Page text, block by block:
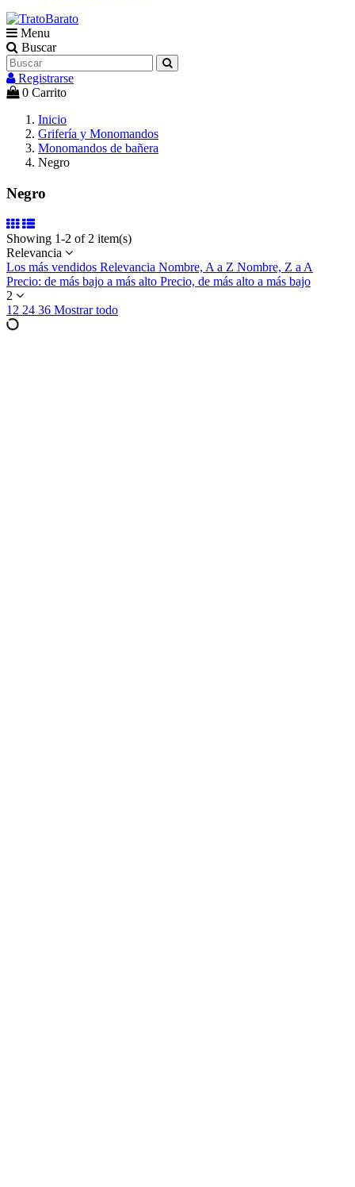
Menu
Buscar
Registrarse
0 Carrito
Inicio
Grifería y Monomandos
Monomandos de bañera
Negro
Negro
Showing 1-2 of 2 item(s)
Relevancia
Los más vendidos Relevancia Nombre, A a Z Nombre, Z a A
Precio: de más bajo a más alto Precio, de más alto a más bajo
2
12 24 36 Mostrar todo